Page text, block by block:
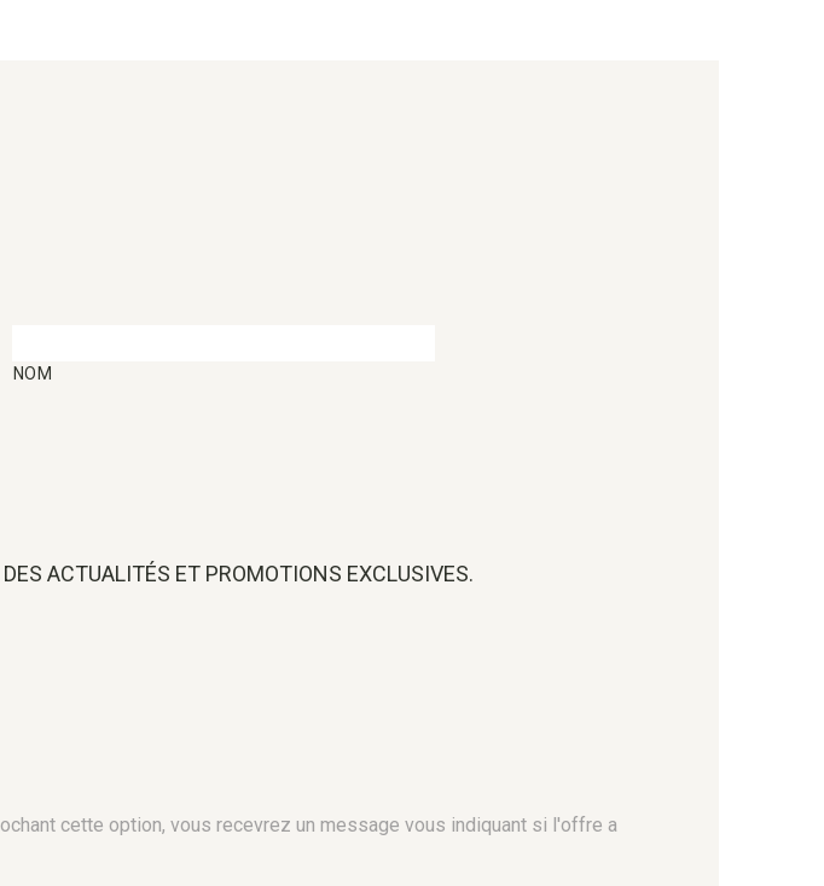
NOM
ACTUALITÉS ET PROMOTIONS EXCLUSIVES.
cette option, vous recevrez un message vous indiquant si l'offre a